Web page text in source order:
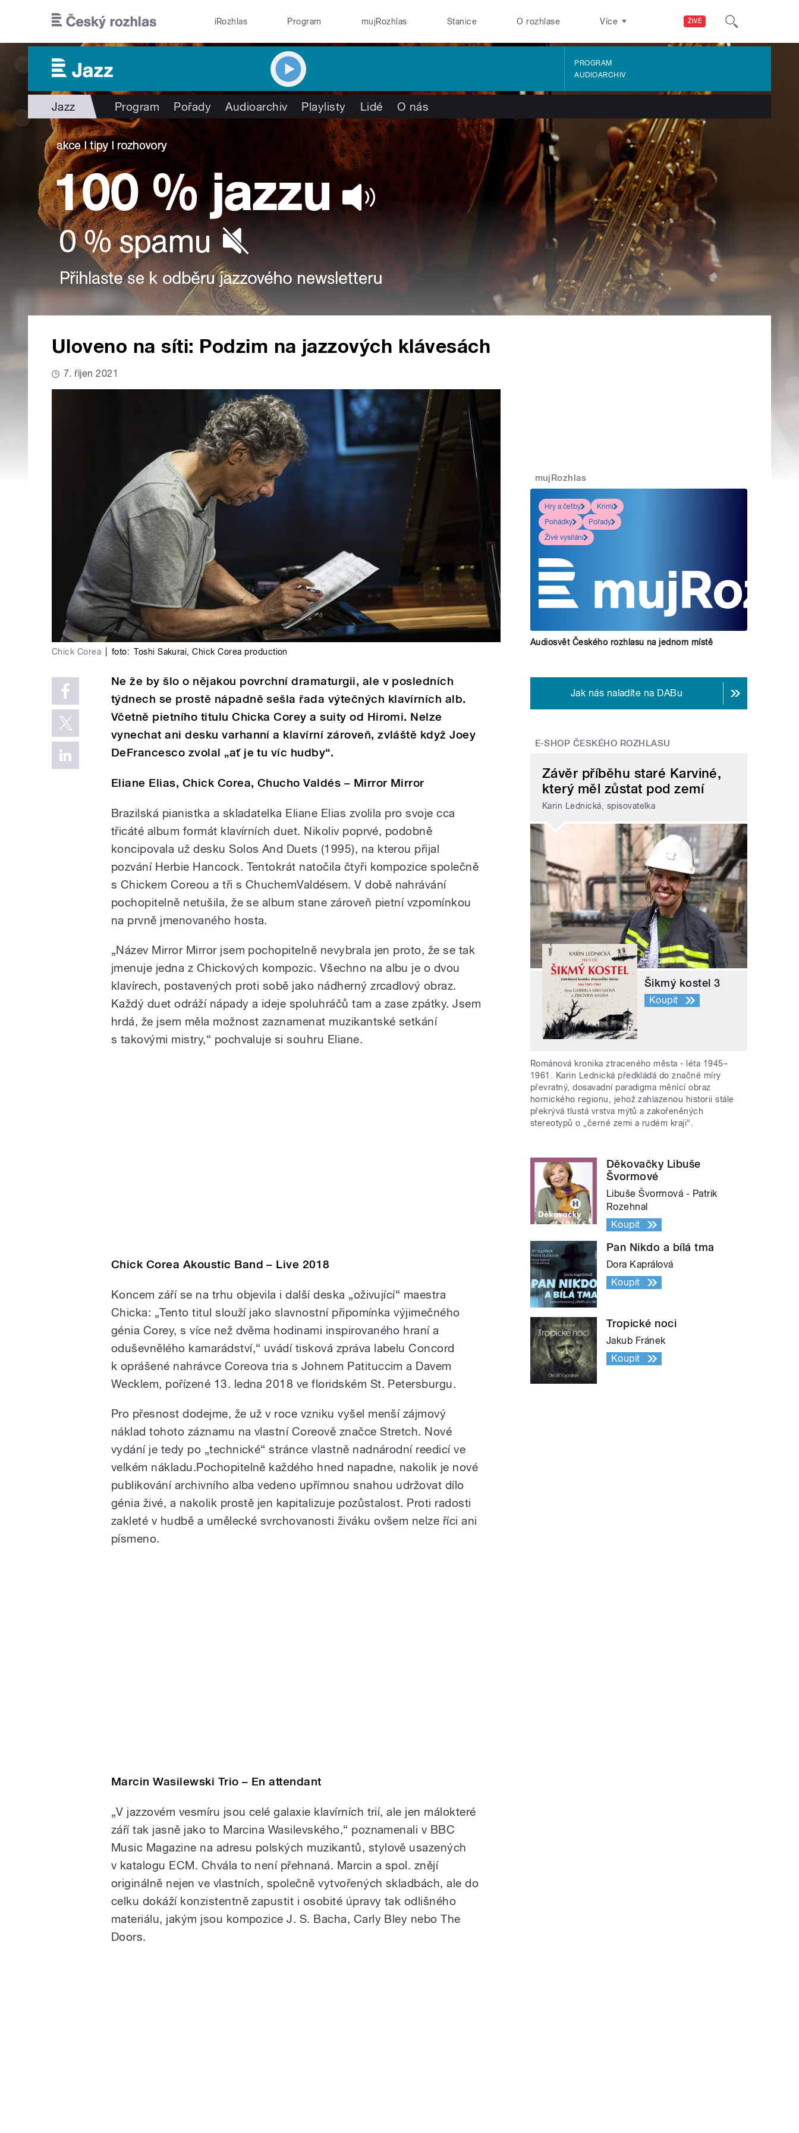
ŽIVĚ
iRozhlas Program mujRozhlas Stanice O rozhlase Více
PROGRAM
AUDIOARCHIV
Jazz Program Pořady Audioarchiv Playlisty Lidé O nás
Uloveno na síti: Podzim na jazzových klávesách
7. říjen 2021
Chick Corea foto: Toshi Sakurai,Chick Corea production
Ne že by šlo o nějakou povrchní dramaturgii, ale v posledních
týdnech se prostě nápadně sešla řada výtečných klavírních alb.
Včetně pietního titulu Chicka Corey a suity od Hiromi. Nelze
vynechat ani desku varhanní a klavírní zároveň, zvláště když Joey
DeFrancesco zvolal „ať je tu víc hudby“.
Eliane Elias, Chick Corea, Chucho Valdés – Mirror Mirror
Brazilská pianistka a skladatelka Eliane Elias zvolila pro svoje cca
třicáté album formát klavírních duet. Nikoliv poprvé, podobně
koncipovala už desku Solos And Duets (1995), na kterou přijal
pozvání Herbie Hancock. Tentokrát natočila čtyři kompozice společně
s Chickem Coreou a tři s ChuchemValdésem. V době nahrávání
pochopitelně netušila, že se album stane zároveň pietní vzpomínkou
na prvně jmenovaného hosta.
„Název Mirror Mirror jsem pochopitelně nevybrala jen proto, že se tak
jmenuje jedna z Chickových kompozic. Všechno na albu je o dvou
klavírech, postavených proti sobě jako nádherný zrcadlový obraz.
Každý duet odráží nápady a ideje spoluhráčů tam a zase zpátky. Jsem
hrdá, že jsem měla možnost zaznamenat muzikantské setkání
s takovými mistry,“ pochvaluje si souhru Eliane.
Chick Corea Akoustic Band – Live 2018
Koncem září se na trhu objevila i další deska „oživující“ maestra
Chicka: „Tento titul slouží jako slavnostní připomínka výjimečného
génia Corey, s více než dvěma hodinami inspirovaného hraní a
oduševnělého kamarádství,“ uvádí tisková zpráva labelu Concord
k oprášené nahrávce Coreova tria s Johnem Patituccim a Davem
Wecklem, pořízené 13. ledna 2018 ve floridském St. Petersburgu.
Pro přesnost dodejme, že už v roce vzniku vyšel menší zájmový
náklad tohoto záznamu na vlastní Coreově značce Stretch. Nové
vydání je tedy po „technické“ stránce vlastně nadnárodní reedicí ve
velkém nákladu.Pochopitelně každého hned napadne, nakolik je nové
publikování archivního alba vedeno upřímnou snahou udržovat dílo
génia živé, a nakolik prostě jen kapitalizuje pozůstalost. Proti radosti
zakleté v hudbě a umělecké svrchovanosti živáku ovšem nelze říci ani
písmeno.
Marcin Wasilewski Trio – En attendant
„V jazzovém vesmíru jsou celé galaxie klavírních trií, ale jen málokteré
září tak jasně jako to Marcina Wasilevského,“ poznamenali v BBC
Music Magazine na adresu polských muzikantů, stylově usazených
v katalogu ECM. Chvála to není přehnaná. Marcin a spol. znějí
originálně nejen ve vlastních, společně vytvořených skladbách, ale do
celku dokáží konzistentně zapustit i osobité úpravy tak odlišného
materiálu, jakým jsou kompozice J. S. Bacha, Carly Bley nebo The
Doors.
mujRozhlas
Hry a četby
Krimi
Pohádky
Pořady
Živé vysílání
Audiosvět Českého rozhlasu na jednom místě
Jak nás naladíte na DABu
E-SHOP ČESKÉHO ROZHLASU
Závěr příběhu staré Karviné,
který měl zůstat pod zemí
Karin Lednická, spisovatelka
Šikmý kostel 3
Koupit
Románová kronika ztraceného města - léta 1945–
1961. Karin Lednická předkládá do značné míry
převratný, dosavadní paradigma měnící obraz
hornického regionu, jehož zahlazenou historii stále
překrývá tlustá vrstva mýtů a zakořeněných
stereotypů o „černé zemi a rudém kraji“.
Děkovačky Libuše
Švormové
Libuše Švormová - Patrik
Rozehnal
Koupit
Pan Nikdo a bílá tma
Dora Kaprálová
Koupit
Tropické noci
Jakub Fránek
Koupit